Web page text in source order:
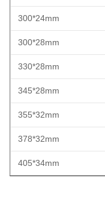
300*24mm
300*28mm
330*28mm
345*28mm
355*32mm
378*32mm
405*34mm